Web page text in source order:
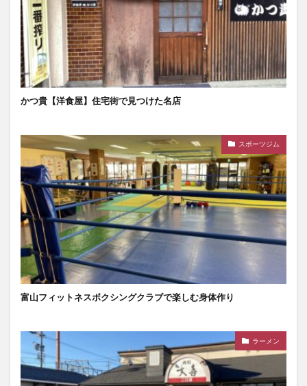
かつ貴【洋食屋】住宅街で見つけた名店
スポーツジム
富山フィットネスボクシングクラブで楽しむ身体作り
ラーメン